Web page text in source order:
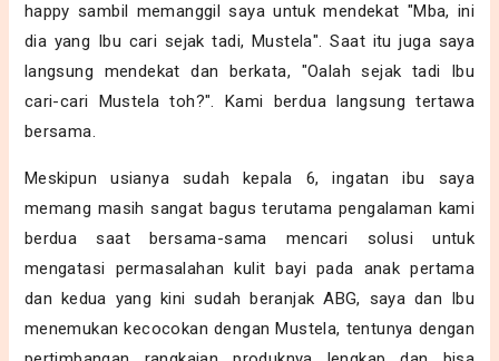
happy sambil memanggil saya untuk mendekat "Mba, ini
dia yang Ibu cari sejak tadi, Mustela". Saat itu juga saya
langsung mendekat dan berkata, "Oalah sejak tadi Ibu
cari-cari Mustela toh?". Kami berdua langsung tertawa
bersama.
Meskipun usianya sudah kepala 6, ingatan ibu saya
memang masih sangat bagus terutama pengalaman kami
berdua saat bersama-sama mencari solusi untuk
mengatasi permasalahan kulit bayi pada anak pertama
dan kedua yang kini sudah beranjak ABG, saya dan Ibu
menemukan kecocokan dengan Mustela, tentunya dengan